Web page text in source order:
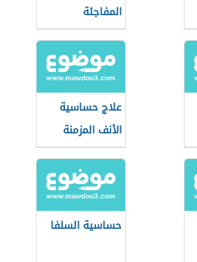
المفاجئة
علاج حساسية
الأنف المزمنة
حساسية السلفا